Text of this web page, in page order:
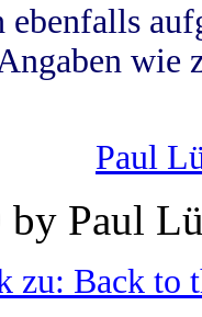
wie
Paul
Paul
zu: Back to